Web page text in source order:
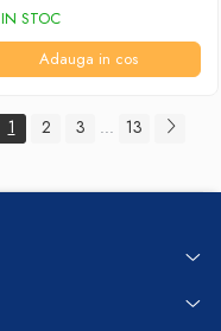
IN STOC
Adauga in cos
1 2 3 ... 13